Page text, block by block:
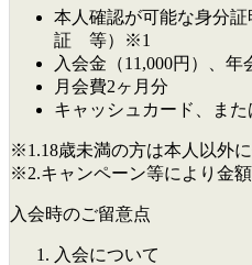
本人確認が可能な身分
証 等）※1
入会金（11,000円）、
月会費2ヶ月分
キャッシュカード、ま
※1.18歳未満の方は本人以外
※2.キャンペーン等により金額
入会時のご留意点
入会について